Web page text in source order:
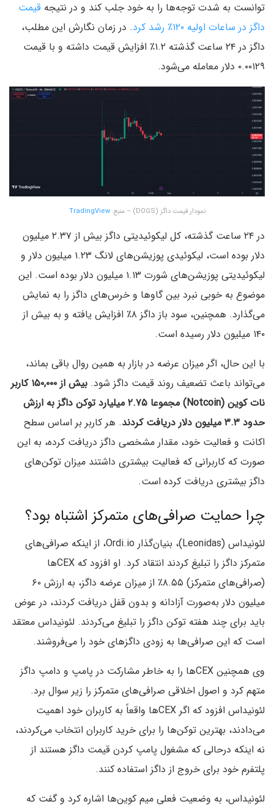
توانست به شدت توجه‌ها را به خود جلب کند و در نتیجه قیمت
داگز در ساعات اولیه ۱۲۰٪ رشد کرد
. در زمان نگارش این مطلب،
داگز در ۲۴ ساعت گذشته ۱.۲٪ افزایش قیمت داشته و با قیمت
۰.۰۰۱۲۹ دلار معامله می‌شود.
نمودار قیمت داگز (DOGS) – منبع: TradingView
در ۲۴ ساعت گذشته، کل لیکوئیدیتی داگز بیش از ۲.۳۷ میلیون
دلار بوده است، لیکوئیدی پوزیشن‌های لانگ ۱.۲۳ میلیون دلار و
لیکوئیدیتی پوزیشن‌های شورت ۱.۱۳ میلیون دلار بوده است. این
موضوع به خوبی نبرد بین گاوها و خرس‌های داگز را به نمایش
می‌گذارد. همچنین، سود باز داگز ۸٪ افزایش یافته و به بیش از
۱۴۰ میلیون دلار رسیده است.
با این حال، اگر میزان عرضه در بازار به همین روال باقی بماند،
می‌تواند باعث تضعیف روند قیمت داگز شود.
بیش از ۱۵۰,۰۰۰ کاربر
نات کوین (Notcoin)
مجموعا ۲.۷۵ میلیارد توکن داگز به ارزش
حدود ۳.۳ میلیون دلار
دریافت کردند. هر کاربر بر اساس سطح
اکانت و فعالیت خود، مقدار مشخصی داگز دریافت کرده، به این
صورت که کاربرانی که فعالیت بیشتری داشتند میزان توکن‌های
داگز بیشتری دریافت کرده است.
چرا حمایت صرافی‌های متمرکز اشتباه بود؟
لئونیداس (Leonidas)، بنیان‌گذار Ordi.io، از اینکه صرافی‌های
متمرکز داگز را تبلیغ کردند انتقاد کرد. او افزود که CEXها
(صرافی‌های متمرکز) ۸.۵۵٪ از میزان عرضه داگز، به ارزش ۶۰
میلیون دلار به‌صورت آزادانه و بدون قفل دریافت کردند، در عوض
باید برای چند هفته توکن داگز را تبلیغ می‌کردند. لئونیداس معتقد
است که این صرافی‌ها به زودی داگزهای خود را می‌فروشند.
وی همچنین CEXها را به خاطر مشارکت در پامپ و دامپ داگز
متهم کرد و اصول اخلاقی صرافی‌های متمرکز را زیر سوال برد.
لئونیداس افزود که اگر CEXها واقعاً به کاربران خود اهمیت
می‌دادند، بهترین توکن‌ها را برای خرید کاربران انتخاب می‌کردند،
نه اینکه درحالی که مشغول پامپ کردن قیمت داگز هستند از
پلتفرم خود برای خروج از داگز استفاده کنند.
لئونیداس، به وضعیت فعلی میم کوین‌ها اشاره کرد و گفت که